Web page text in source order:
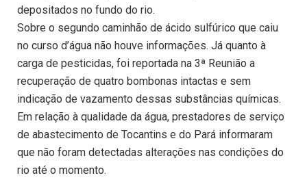
depositados no fundo do rio.
Sobre o segundo caminhão de ácido sulfúrico que caiu
no curso d’água não houve informações. Já quanto à
carga de pesticidas, foi reportada na 3ª Reunião a
recuperação de quatro bombonas intactas e sem
indicação de vazamento dessas substâncias químicas.
Em relação à qualidade da água, prestadores de serviço
de abastecimento de Tocantins e do Pará informaram
que não foram detectadas alterações nas condições do
rio até o momento.